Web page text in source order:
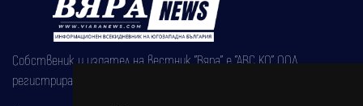
Собственик и издател на вестник "Вяра" е "АВС КО" ООД,
регистрирана на 08.05.2002 година.